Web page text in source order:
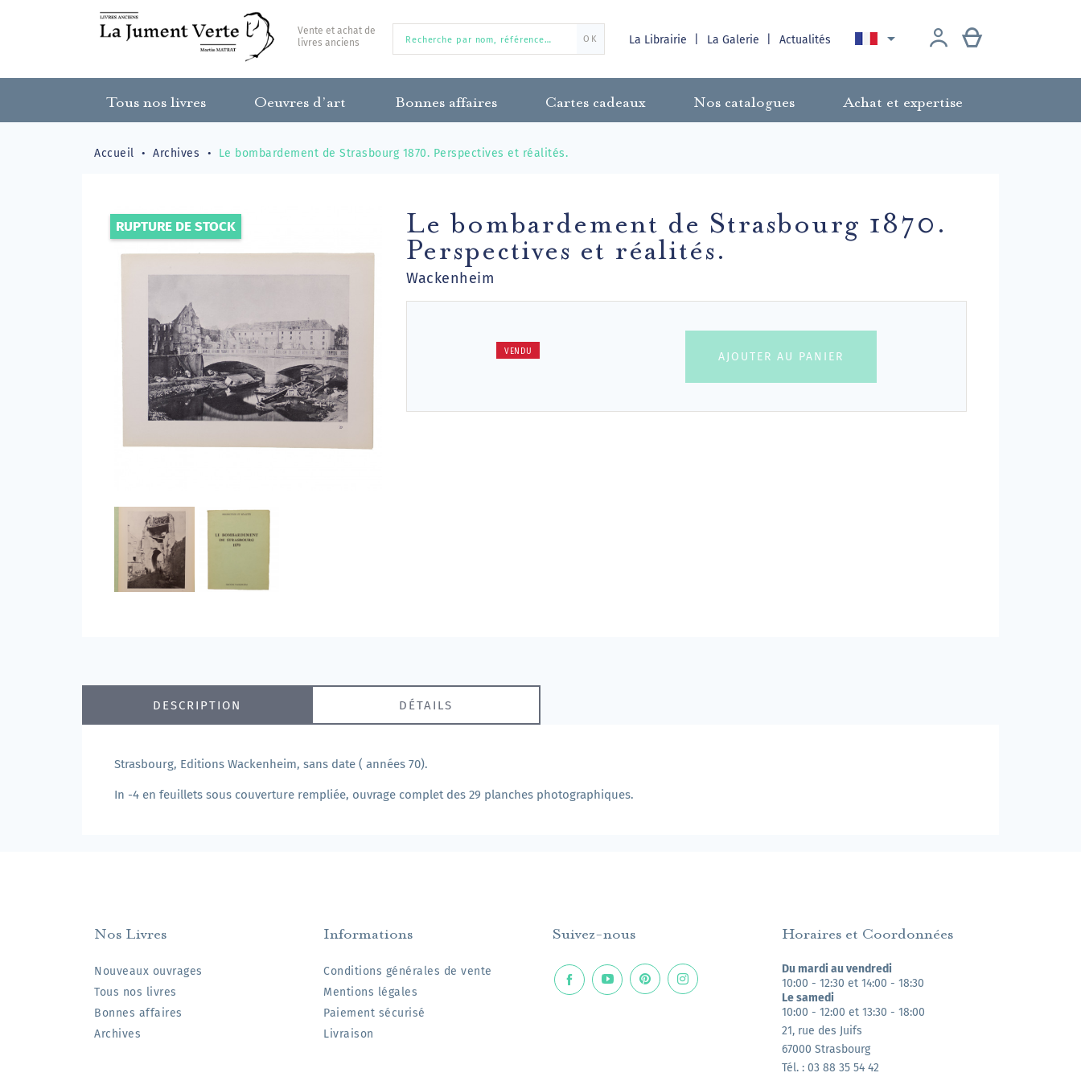
Vente et achat de
livres anciens
OK La Librairie La Galerie Actualités 
Tous nos livres Oeuvres d’art Bonnes affaires Cartes cadeaux Nos catalogues Achat et expertise
Accueil Archives Le bombardement de Strasbourg 1870. Perspectives et réalités.
RUPTURE DE STOCK Le bombardement de Strasbourg 1870.
Perspectives et réalités.
Wackenheim
VENDU AJOUTER AU PANIER
DESCRIPTION DÉTAILS
Strasbourg, Editions Wackenheim, sans date ( années 70).
In -4 en feuillets sous couverture rempliée, ouvrage complet des 29 planches photographiques.
Nos Livres
Nouveaux ouvrages
Tous nos livres
Bonnes affaires
Archives
Informations
Conditions générales de vente
Mentions légales
Paiement sécurisé
Livraison
Suivez-nous Horaires et Coordonnées
Du mardi au vendredi
10:00 - 12:30 et 14:00 - 18:30
Le samedi
10:00 - 12:00 et 13:30 - 18:00
21, rue des Juifs
67000 Strasbourg
Tél. : 03 88 35 54 42